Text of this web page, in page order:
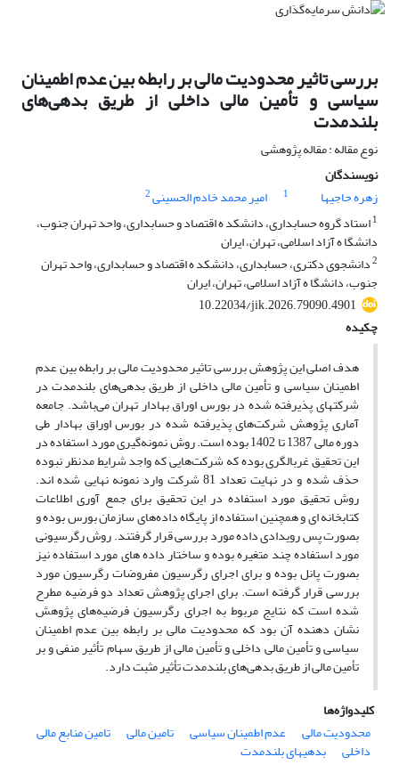
بررسی تاثیر محدودیت مالی بر رابطه بین عدم اطمینان
سیاسی و تأمین مالی داخلی از طریق بدهی‌های
بلندمدت
نوع مقاله : مقاله پژوهشی
نویسندگان
زهره حاجیها
1 امیر محمد خادم الحسینی2
1استاد گروه حسابداری، دانشکد ه اقتصاد و حسابداری، واحد تهران جنوب،
دانشگا ه آزاد اسلامی، تهران، ایران
2دانشجوی دکتری، حسابداری، دانشکد ه اقتصاد و حسابداری، واحد تهران
جنوب، دانشگا ه آزاد اسلامی، تهران، ایران
10.22034/jik.2026.79090.4901
چکیده
هدف اصلی این پژوهش بررسی تاثیر محدودیت مالی بر رابطه بین عدم
اطمینان سیاسی و تأمین مالی داخلی از طریق بدهی‌های بلندمدت در
شرکتهای پذیرفته شده در بورس اوراق بهادار تهران می‌باشد. جامعه
آماری پژوهش شرکت‌های پذیرفته شده در بورس اوراق بهادار طی
دوره مالی 1387 تا 1402 بوده است. روش نمونه‌گیری مورد استفاده در
این تحقیق غربالگری بوده که شرکت‌هایی که واجد شرایط مدنظر نبوده
حذف شده و در نهایت تعداد 81 شرکت وارد نمونه نهایی شده اند.
روش تحقیق مورد استفاده در این تحقیق برای جمع آوری اطلاعات
کتابخانه ای و همچنین استفاده از پایگاه داده‌های سازمان بورس بوده و
بصورت پس رویدادی داده مورد بررسی قرار گرفتند. روش رگرسیونی
مورد استفاده چند متغیره بوده و ساختار داده های مورد استفاده نیز
بصورت پانل بوده و برای اجرای رگرسیون مفروضات رگرسیون مورد
بررسی قرار گرفته است. برای اجرای پژوهش تعداد دو فرضیه مطرح
شده است که نتایج مربوط به اجرای رگرسیون فرضیه‌های پژوهش
نشان دهنده آن بود که محدودیت مالی بر رابطه بین عدم اطمینان
سیاسی و تأمین مالی داخلی و تأمین مالی از طریق سهام تأثیر منفی و بر
تأمین مالی از طریق بدهی‌های بلندمدت تأثیر مثبت دارد.
کلیدواژه‌ها
محدودیت مالی
عدم اطمینان سیاسی تامین مالی تامین منابع مالی
داخلی بدهی­های بلندمدت